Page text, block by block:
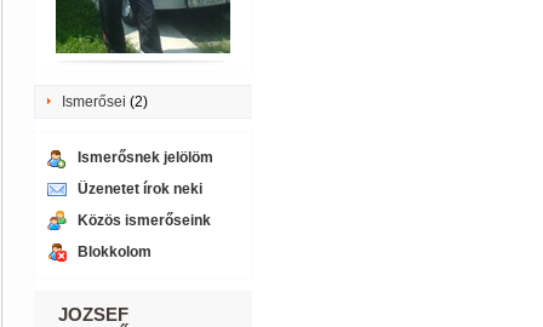
Ismerősei (2)
Ismerősnek jelölöm
Üzenetet írok neki
Közös ismerőseink
Blokkolom
JOZSEF